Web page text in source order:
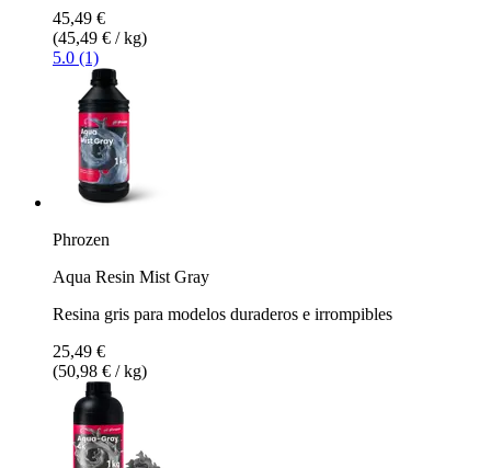
45,49 €
(45,49 € / kg)
5.0 (1)
Phrozen
Aqua Resin Mist Gray
Resina gris para modelos duraderos e irrompibles
25,49 €
(50,98 € / kg)